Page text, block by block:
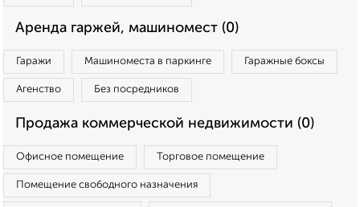
Аренда гаржей, машиномест (0)
Гаражи Машиноместа в паркинге Гаражные боксы
Агенство Без посредников
Продажа коммерческой недвижимости (0)
Офисное помещение Торговое помещение
Помещение свободного назначения